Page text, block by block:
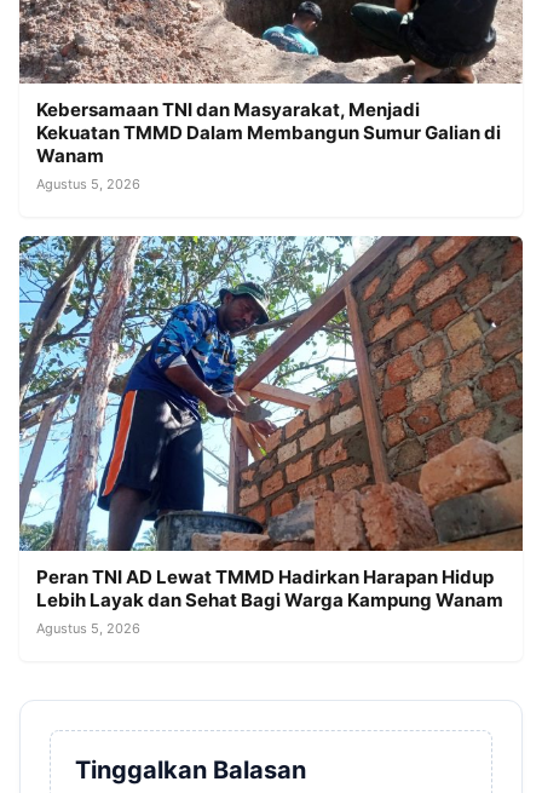
Kebersamaan TNI dan Masyarakat, Menjadi
Kekuatan TMMD Dalam Membangun Sumur Galian di
Wanam
Agustus 5, 2026
Peran TNI AD Lewat TMMD Hadirkan Harapan Hidup
Lebih Layak dan Sehat Bagi Warga Kampung Wanam
Agustus 5, 2026
Tinggalkan Balasan